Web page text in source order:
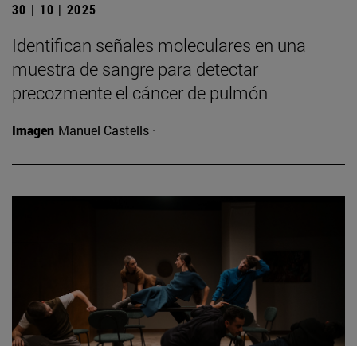
30 | 10 | 2025
Identifican señales moleculares en una
muestra de sangre para detectar
precozmente el cáncer de pulmón
Imagen Manuel Castells ·